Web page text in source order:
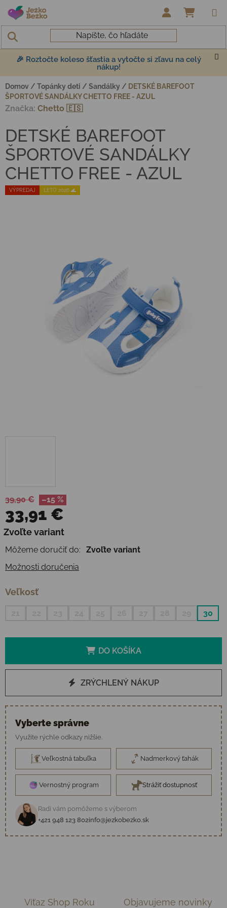
Prejsť na obsah
🎉 Roztočte koleso šťastia a vytočte si zľavu na celý
nákup!
Domov / Topánky deti / Sandálky / DETSKÉ BAREFOOT
ŠPORTOVÉ SANDÁLKY CHETTO FREE - AZUL
39,90 € –15 %
33,91 €
Jednotková cena:
Zvoľte variant
Môžeme doručiť do:
Zvoľte variant
Možnosti doručenia
Veľkosť
30
DO KOŠÍKA
ZRÝCHLENÝ NÁKUP
Vyberte správne
Využite rýchle odkazy nižšie.
Veľkostná tabuľka Nadmerkový ťahák
Vernostný program Strážiť dostupnosť
Radi vám pomôžeme s výberom
+421 948 123 802info@jezkobezko.sk
VÝPREDAJ LETO 2026 🌊
DETSKÉ BAREFOOT
ŠPORTOVÉ SANDÁLKY
CHETTO FREE - AZUL
Značka: Chetto 🇪🇸
Víťaz Shop Roku Objavujeme novinky